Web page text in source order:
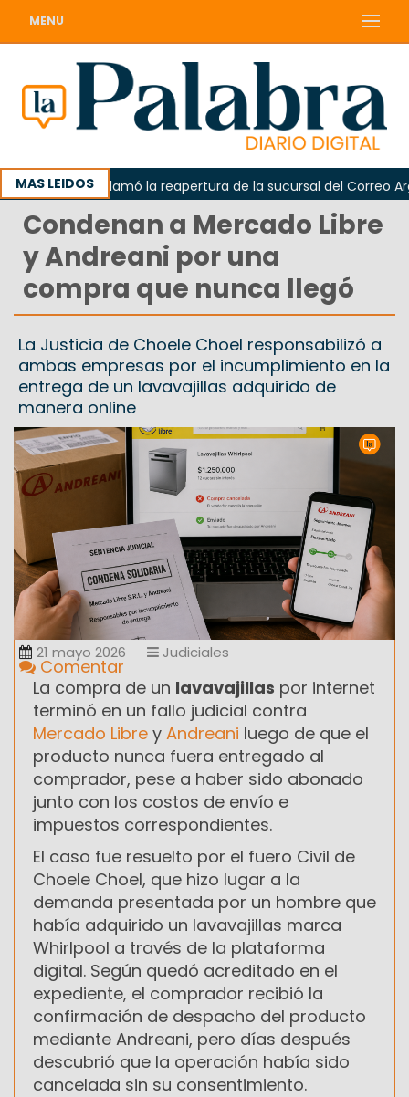
MENU
MAS LEIDOS
Odarda reclamó la reapertura de la sucursal del Correo
Condenan a Mercado Libre
y Andreani por una
compra que nunca llegó
La Justicia de Choele Choel responsabilizó a
ambas empresas por el incumplimiento en la
entrega de un lavavajillas adquirido de
manera online
21 mayo 2026 Judiciales
Comentar
La compra de un lavavajillas por internet
terminó en un fallo judicial contra
Mercado Libre y Andreani luego de que el
producto nunca fuera entregado al
comprador, pese a haber sido abonado
junto con los costos de envío e
impuestos correspondientes.
El caso fue resuelto por el fuero Civil de
Choele Choel, que hizo lugar a la
demanda presentada por un hombre que
había adquirido un lavavajillas marca
Whirlpool a través de la plataforma
digital. Según quedó acreditado en el
expediente, el comprador recibió la
confirmación de despacho del producto
mediante Andreani, pero días después
descubrió que la operación había sido
cancelada sin su consentimiento.